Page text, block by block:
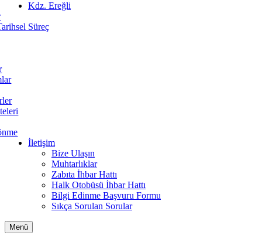
Kdz. Ereğli
Süreç
İletişim
Bize Ulaşın
Muhtarlıklar
Zabıta İhbar Hattı
Halk Otobüsü İhbar Hattı
Bilgi Edinme Başvuru Formu
Sıkça Sorulan Sorular
Menü